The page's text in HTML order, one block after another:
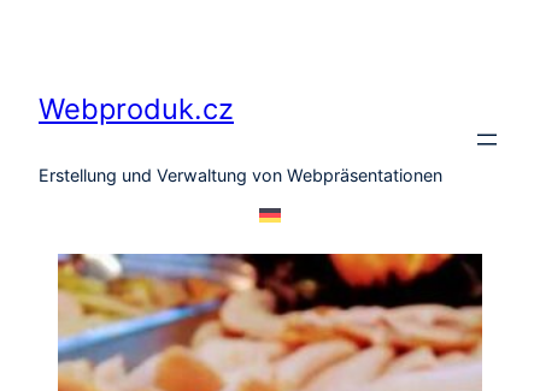
Webproduk.cz
Erstellung und Verwaltung von Webpräsentationen